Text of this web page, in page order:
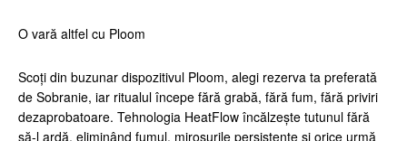
O vară altfel cu Ploom
Scoți din buzunar dispozitivul Ploom, alegi rezerva ta preferată
de Sobranie, iar ritualul începe fără grabă, fără fum, fără priviri
dezaprobatoare. Tehnologia HeatFlow încălzește tutunul fără
să-l ardă, eliminând fumul, mirosurile persistente și orice urmă